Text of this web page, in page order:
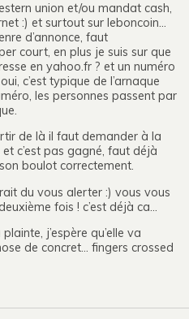
union et/ou mandat cash,
:) et surtout sur leboncoin…
d’annonce, faut
court, en plus je suis sur que
en yahoo.fr ? et un numéro
c’est typique de l’arnaque
les personnes passent par
de là il faut demander à la
c’est pas gagné, faut déjà
boulot correctement.
du vous alerter :) vous vous
fois ! c’est déjà ca…
j’espère qu’elle va
de concret… fingers crossed